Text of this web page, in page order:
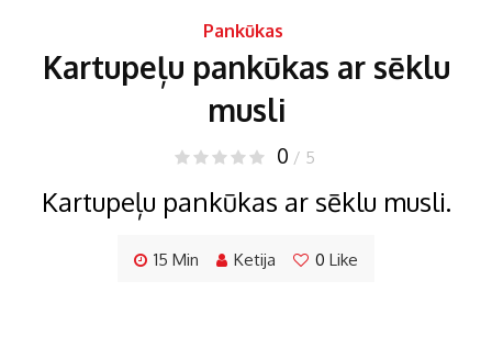
Pankūkas
Kartupeļu pankūkas ar sēklu
musli
0 / 5
Kartupeļu pankūkas ar sēklu musli.
15 Min Ketija 0 Like